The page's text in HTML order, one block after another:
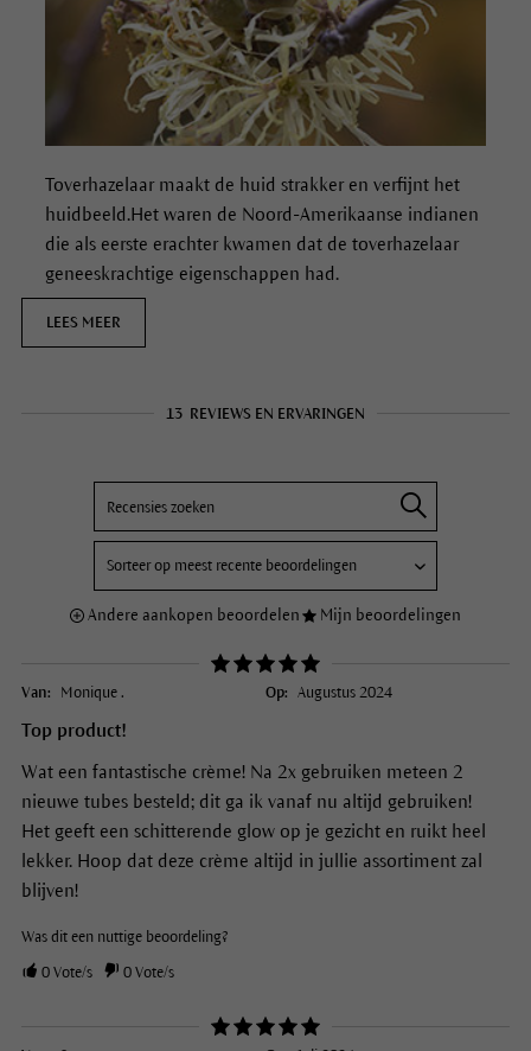
Toverhazelaar maakt de huid strakker en verfijnt het
huidbeeld.Het waren de Noord-Amerikaanse indianen
die als eerste erachter kwamen dat de toverhazelaar
geneeskrachtige eigenschappen had.
LEES MEER
13 REVIEWS EN ERVARINGEN
Andere aankopen beoordelen Mijn beoordelingen
Van: Monique . Op: Augustus 2024
Top product!
Wat een fantastische crème! Na 2x gebruiken meteen 2
nieuwe tubes besteld; dit ga ik vanaf nu altijd gebruiken!
Het geeft een schitterende glow op je gezicht en ruikt heel
lekker. Hoop dat deze crème altijd in jullie assortiment zal
blijven!
Was dit een nuttige beoordeling?
0Vote/s 0Vote/s